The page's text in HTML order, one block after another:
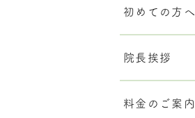
初めての方へ
院長挨拶
料金のご案内